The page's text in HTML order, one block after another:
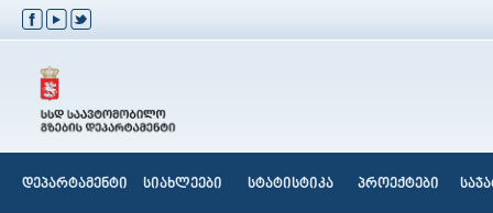
დეპარტამენტი სიახლეები სტატისტიკა პროექტები